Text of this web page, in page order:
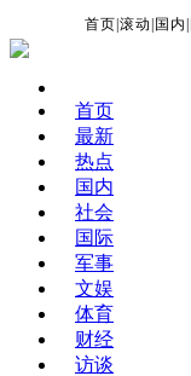
首页 |滚动 国内
首页
最新
热点
国内
社会
国际
军事
文娱
体育
财经
访谈